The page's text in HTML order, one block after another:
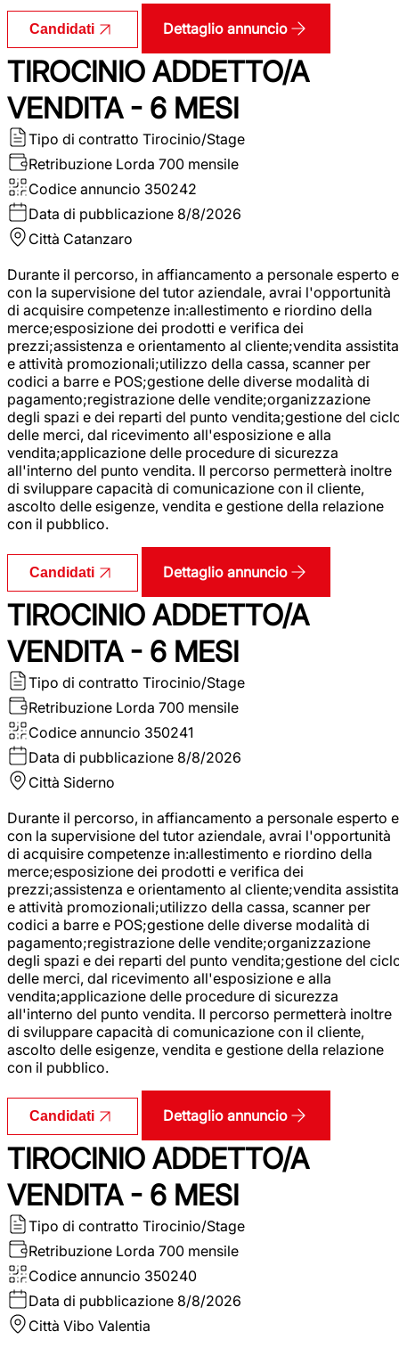
Candidati Dettaglio annuncio
TIROCINIO ADDETTO/A
VENDITA - 6 MESI
Tipo di contratto Tirocinio/Stage
Retribuzione Lorda 700 mensile
Codice annuncio 350242
Data di pubblicazione 8/8/2026
Città Catanzaro
Durante il percorso, in affiancamento a personale esperto e
con la supervisione del tutor aziendale, avrai l'opportunità
di acquisire competenze in:allestimento e riordino della
merce;esposizione dei prodotti e verifica dei
prezzi;assistenza e orientamento al cliente;vendita assistita
e attività promozionali;utilizzo della cassa, scanner per
codici a barre e POS;gestione delle diverse modalità di
pagamento;registrazione delle vendite;organizzazione
degli spazi e dei reparti del punto vendita;gestione del
delle merci, dal ricevimento all'esposizione e alla
vendita;applicazione delle procedure di sicurezza
all'interno del punto vendita. Il percorso permetterà inoltre
di sviluppare capacità di comunicazione con il cliente,
ascolto delle esigenze, vendita e gestione della relazione
con il pubblico.
Candidati Dettaglio annuncio
TIROCINIO ADDETTO/A
VENDITA - 6 MESI
Tipo di contratto Tirocinio/Stage
Retribuzione Lorda 700 mensile
Codice annuncio 350241
Data di pubblicazione 8/8/2026
Città Siderno
Durante il percorso, in affiancamento a personale esperto e
con la supervisione del tutor aziendale, avrai l'opportunità
di acquisire competenze in:allestimento e riordino della
merce;esposizione dei prodotti e verifica dei
prezzi;assistenza e orientamento al cliente;vendita assistita
e attività promozionali;utilizzo della cassa, scanner per
codici a barre e POS;gestione delle diverse modalità di
pagamento;registrazione delle vendite;organizzazione
degli spazi e dei reparti del punto vendita;gestione del
delle merci, dal ricevimento all'esposizione e alla
vendita;applicazione delle procedure di sicurezza
all'interno del punto vendita. Il percorso permetterà inoltre
di sviluppare capacità di comunicazione con il cliente,
ascolto delle esigenze, vendita e gestione della relazione
con il pubblico.
Candidati Dettaglio annuncio
TIROCINIO ADDETTO/A
VENDITA - 6 MESI
Tipo di contratto Tirocinio/Stage
Retribuzione Lorda 700 mensile
Codice annuncio 350240
Data di pubblicazione 8/8/2026
Città Vibo Valentia